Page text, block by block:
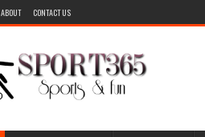
ABOUT CONTACT US